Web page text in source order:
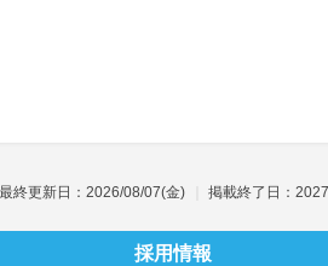
最終更新日：2026/08/07(金) 掲載終了日：
採用情報